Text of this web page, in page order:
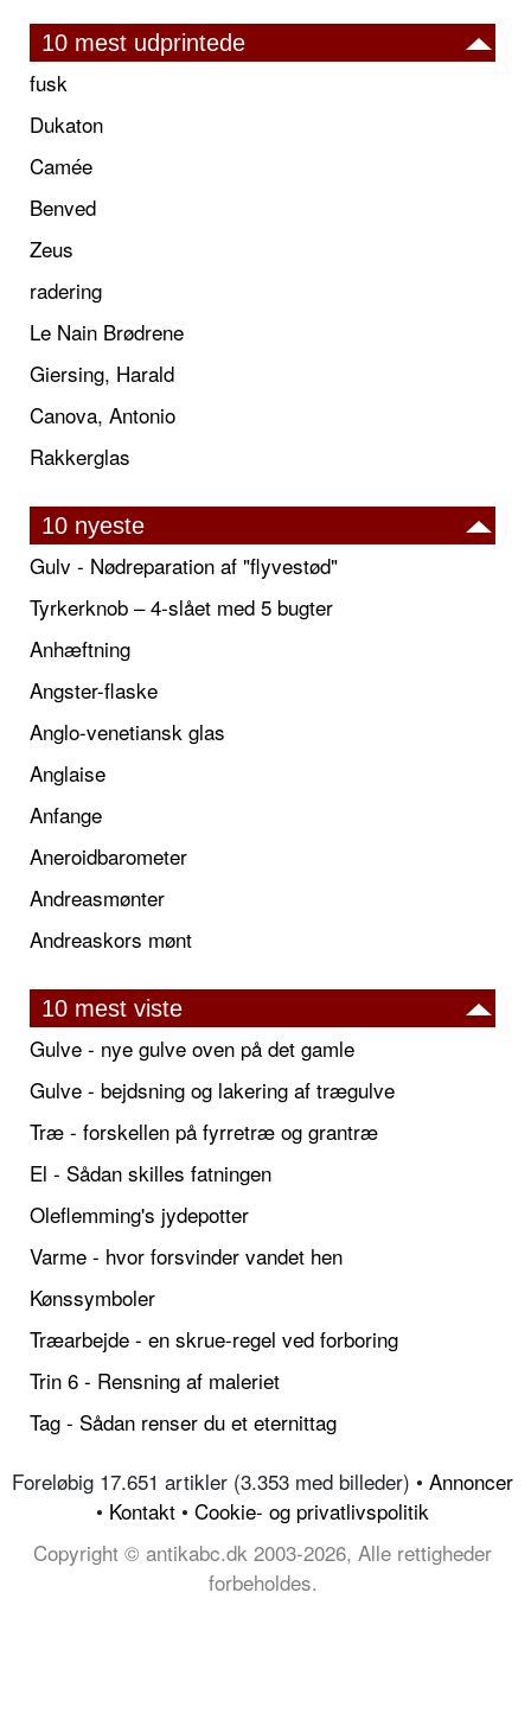
10 mest udprintede
fusk
Dukaton
Camée
Benved
Zeus
radering
Le Nain Brødrene
Giersing, Harald
Canova, Antonio
Rakkerglas
10 nyeste
Gulv - Nødreparation af "flyvestød"
Tyrkerknob – 4-slået med 5 bugter
Anhæftning
Angster-flaske
Anglo-venetiansk glas
Anglaise
Anfange
Aneroidbarometer
Andreasmønter
Andreaskors mønt
10 mest viste
Gulve - nye gulve oven på det gamle
Gulve - bejdsning og lakering af trægulve
Træ - forskellen på fyrretræ og grantræ
El - Sådan skilles fatningen
Oleflemming's jydepotter
Varme - hvor forsvinder vandet hen
Kønssymboler
Træarbejde - en skrue-regel ved forboring
Trin 6 - Rensning af maleriet
Tag - Sådan renser du et eternittag
Foreløbig 17.651 artikler (3.353 med billeder) • Annoncer
• Kontakt • Cookie- og privatlivspolitik
Copyright © antikabc.dk 2003-2026, Alle rettigheder
forbeholdes.